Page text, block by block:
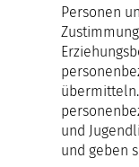
Personen
und
und geben